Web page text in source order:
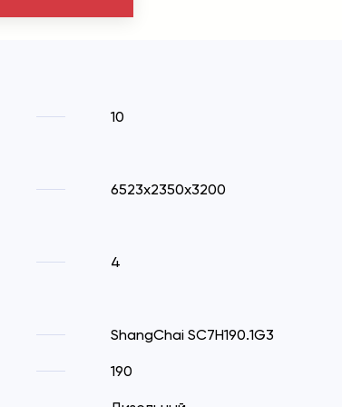
10
6523x2350x3200
4
ShangChai SC7H190.1G3
190